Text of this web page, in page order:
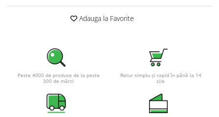
Adauga la Favorite
Peste 4000 de produse de la peste
300 de mărci
Retur simplu și rapid în până la 14
zile